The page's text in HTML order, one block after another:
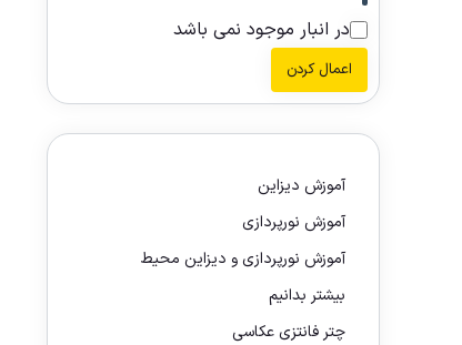
در انبار موجود نمی باشد
اعمال کردن
آموزش دیزاین
آموزش نورپردازی
آموزش نورپردازی و دیزاین محیط
بیشتر بدانیم
چتر فانتزی عکاسی